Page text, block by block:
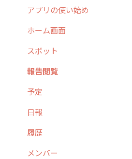
2. 主要機能の概要
3. cyzenの位置情報取得につい
4. cyzen利用前の準備：システ
5. 基本的な使い方：システム
6. 基本的な使い方：ユーザー編
7. 初心者向けよくある質問集
8. 用語集
9. もっと便利に利用するため
ユーザー・グループ管理
行動管理
予定管理
スポット
ステータス・主観
報告書・行動種別
勤怠管理
活動通知
アプリの使い始め
ホーム画面
スポット
報告閲覧
予定
日報
履歴
メンバー